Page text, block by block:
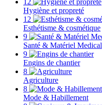
12
Hygiène et propreté
12
Esthétisme & cosmétique
9
Santé & Matériel Medical
9
Engins de chantier
8
Agriculture
8
Mode & Habillement